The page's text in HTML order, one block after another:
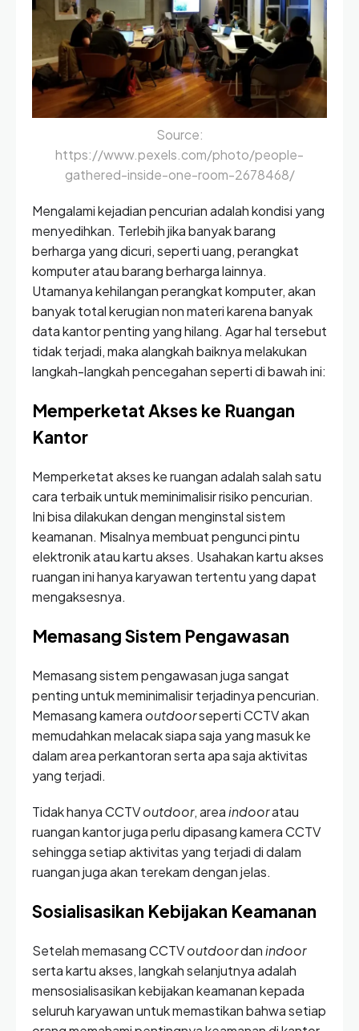
Source:
https://www.pexels.com/photo/people-
gathered-inside-one-room-2678468/
Mengalami kejadian pencurian adalah kondisi yang
menyedihkan. Terlebih jika banyak barang
berharga yang dicuri, seperti uang, perangkat
komputer atau barang berharga lainnya.
Utamanya kehilangan perangkat komputer, akan
banyak total kerugian non materi karena banyak
data kantor penting yang hilang. Agar hal tersebut
tidak terjadi, maka alangkah baiknya melakukan
langkah-langkah pencegahan seperti di bawah ini:
Memperketat Akses ke Ruangan
Kantor
Memperketat akses ke ruangan adalah salah satu
cara terbaik untuk meminimalisir risiko pencurian.
Ini bisa dilakukan dengan menginstal sistem
keamanan. Misalnya membuat pengunci pintu
elektronik atau kartu akses. Usahakan kartu akses
ruangan ini hanya karyawan tertentu yang dapat
mengaksesnya.
Memasang Sistem Pengawasan
Memasang sistem pengawasan juga sangat
penting untuk meminimalisir terjadinya pencurian.
Memasang kamera outdoorseperti CCTV akan
memudahkan melacak siapa saja yang masuk ke
dalam area perkantoran serta apa saja aktivitas
yang terjadi.
Tidak hanya CCTVoutdoor, areaindooratau
ruangan kantor juga perlu dipasang kamera CCTV
sehingga setiap aktivitas yang terjadi di dalam
ruangan juga akan terekam dengan jelas.
Sosialisasikan Kebijakan Keamanan
Setelah memasang CCTVoutdoordanindoor
serta kartu akses, langkah selanjutnya adalah
mensosialisasikan kebijakan keamanan kepada
seluruh karyawan untuk memastikan bahwa setiap